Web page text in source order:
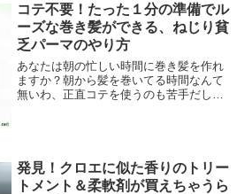
コテ不要！たった１分の準備でル
ーズな巻き髪ができる、ねじり貧
乏パーマのやり方
あなたは朝の忙しい時間に巻き髪を作れ
ますか？朝から髪を巻いてる時間なんて
無いわ、正直コテを使うのも苦手だし…
発見！クロエに似た香りのトリー
トメント＆柔軟剤が買えちゃうら